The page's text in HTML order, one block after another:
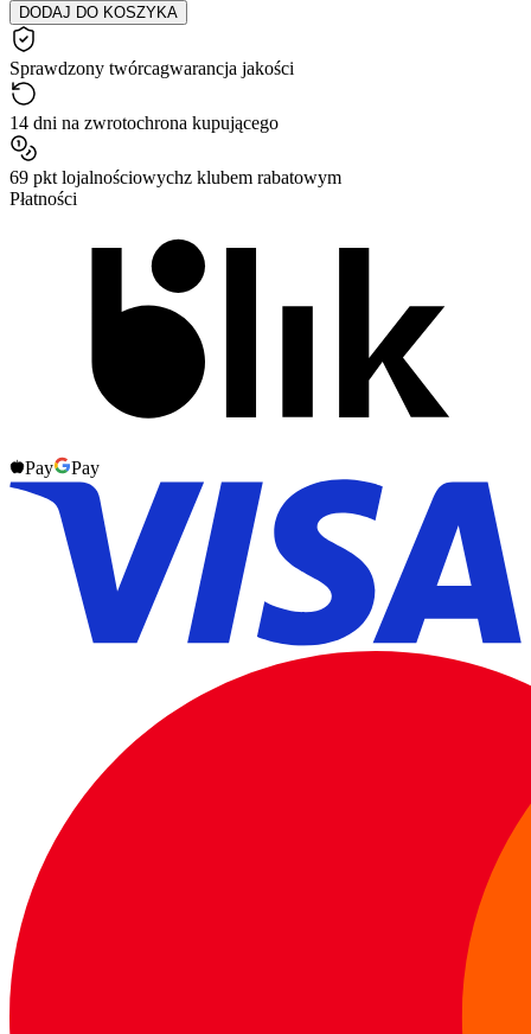
DODAJ DO KOSZYKA
Sprawdzony twórcagwarancja jakości
14 dni na zwrotochrona kupującego
69 pkt lojalnościowychz klubem rabatowym
Płatności
Pay Pay